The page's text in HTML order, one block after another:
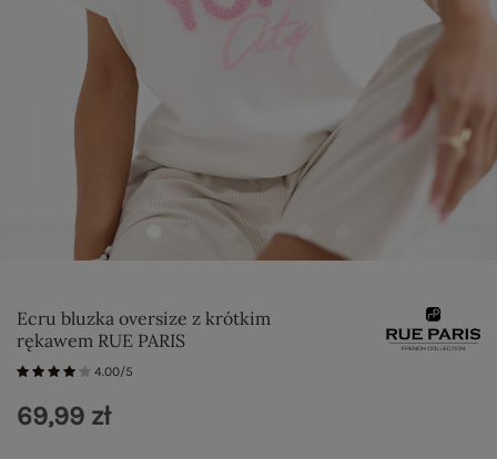
Ecru bluzka oversize z krótkim
rękawem RUE PARIS
4.00/5
69,99 zł